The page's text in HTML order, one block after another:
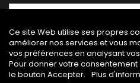
Ce site Web utilise ses propres
améliorer nos services et vous
vos préférences en analysant
Pour donner votre
le bouton Accepter. Plus